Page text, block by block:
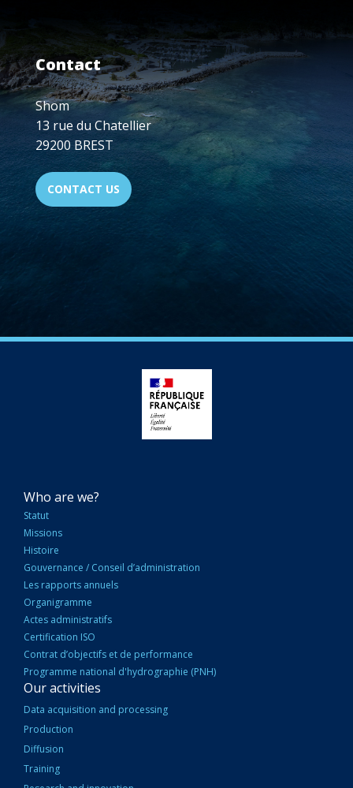
Contact
Shom
13 rue du Chatellier
29200 BREST
CONTACT US
NAVIGATION
PRINCIPALE
Who are we?
Statut
Missions
Histoire
Gouvernance / Conseil d’administration
Les rapports annuels
Organigramme
Actes administratifs
Certification ISO
Contrat d’objectifs et de performance
Programme national d'hydrographie (PNH)
Our activities
Data acquisition and processing
Production
Diffusion
Training